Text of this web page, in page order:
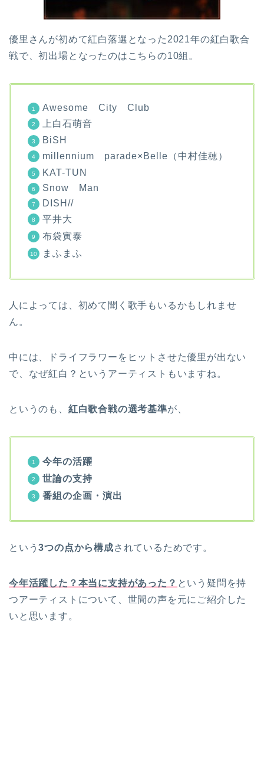
優里さんが初めて紅白落選となった2021年の紅白歌合
戦で、初出場となったのはこちらの10組。
Awesome City Club
上白石萌音
BiSH
millennium parade×Belle（中村佳穂）
KAT-TUN
Snow Man
DISH//
平井大
布袋寅泰
まふまふ
人によっては、初めて聞く歌手もいるかもしれませ
ん。
中には、ドライフラワーをヒットさせた優里が出ない
で、なぜ紅白？というアーティストもいますね。
というのも、 紅白歌合戦の選考基準が、
今年の活躍
世論の支持
番組の企画・演出
という3つの点から構成されているためです。
今年活躍した？本当に支持があった？ という疑問を持
つアーティストについて、世間の声を元にご紹介した
いと思います。